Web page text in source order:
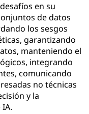
en su
de datos
los sesgos
garantizando
manteniendo el
integrando
comunicando
no técnicas
y la